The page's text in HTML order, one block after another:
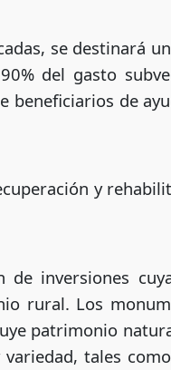
se destinará
del gasto
beneficiarios de
y
inversiones
rural. Los
patrimonio
tales